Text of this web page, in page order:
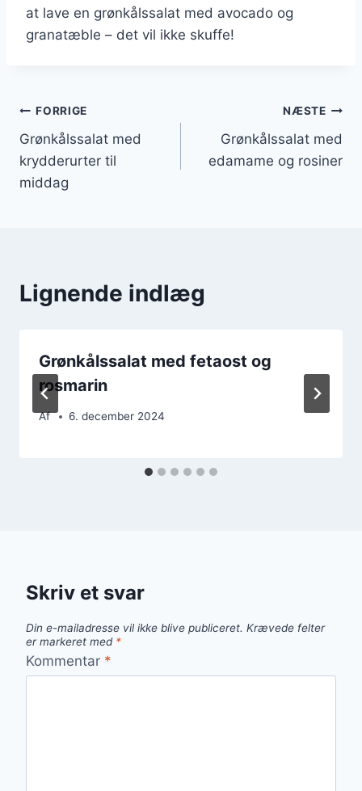
at lave en grønkålssalat med avocado og
granatæble – det vil ikke skuffe!
Indlægsnavigation
FORRIGE
Grønkålssalat med
krydderurter til
middag
NÆSTE
Grønkålssalat med
edamame og rosiner
Lignende indlæg
Grønkålssalat med fetaost og
rosmarin
Af 6. december 2024
Skriv et svar
Din e-mailadresse vil ikke blive publiceret. Krævede felter
er markeret med *
Kommentar *